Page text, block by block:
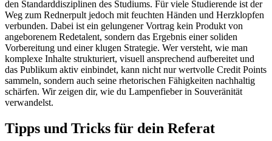
den Standarddisziplinen des Studiums. Für viele Studierende ist der
Weg zum Rednerpult jedoch mit feuchten Händen und Herzklopfen
verbunden. Dabei ist ein gelungener Vortrag kein Produkt von
angeborenem Redetalent, sondern das Ergebnis einer soliden
Vorbereitung und einer klugen Strategie. Wer versteht, wie man
komplexe Inhalte strukturiert, visuell ansprechend aufbereitet und
das Publikum aktiv einbindet, kann nicht nur wertvolle Credit Points
sammeln, sondern auch seine rhetorischen Fähigkeiten nachhaltig
schärfen. Wir zeigen dir, wie du Lampenfieber in Souveränität
verwandelst.
Tipps und Tricks für dein Referat